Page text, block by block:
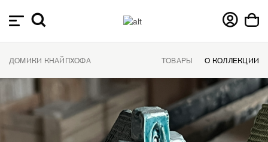
ДОМИКИ КНАЙПХОФА ТОВАРЫ О КОЛЛЕКЦИИ